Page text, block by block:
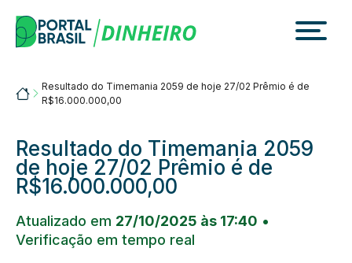
content
Portalbrasil
Resultado do Timemania 2059 de hoje 27/02 Prêmio é de
R$16.000.000,00
Resultado do Timemania 2059
de hoje 27/02 Prêmio é de
R$16.000.000,00
Atualizado em 27/10/2025 às 17:40 •
Verificação em tempo real